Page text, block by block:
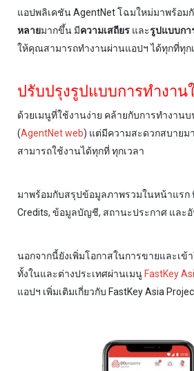
แอปพลิเคชัน AgentNet โฉมใหม่มาพร้อม
หลายมากขึ้น มีความเสถียร และรูปแบบกา
ให้คุณสามารถทำงานผ่านแอปฯ ได้ทุกที่ทุก
ปรับปรุงรูปแบบการทำงาน
ด้วยเมนูที่ใช้งานง่าย คล้ายกับการทำงาน
(AgentNet web) แต่มีความสะดวกสบายม
สามารถใช้งานได้ทุกที่ ทุกเวลา
มาพร้อมกับสรุปข้อมูลภาพรวมในหน้าแรก
Credits, ข้อมูลบัญชี, สถานะประกาศ และ
นอกจากนี้ยังเพิ่มโอกาสในการขายและเข้
ทั้งในและต่างประเทศผ่านเมนูFastKey
แอปฯ เพิ่มเติมเกี่ยวกับ FastKey Asia